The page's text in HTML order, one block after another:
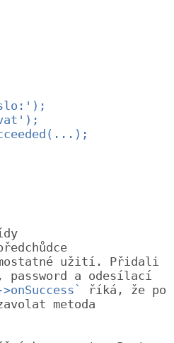
užití. Přidali
password a odesílací
říká, že po
metoda